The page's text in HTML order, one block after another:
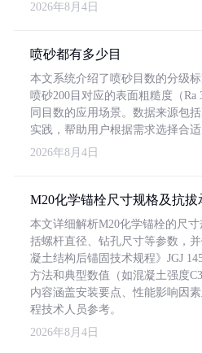
2026年8月4日
喷砂都有多少目
本文系统介绍了喷砂目数的分级
喷砂200目对应的表面粗糙度（Ra
同目数的应用场景。数据来源包
实践，帮助用户根据需求选择合适
2026年8月4日
M20化学锚栓尺寸规格及抗拔
本文详细解析M20化学锚栓的尺
括螺杆直径、钻孔尺寸等参数，
凝土结构后锚固技术规程》JGJ
方法和典型数值（如混凝土强度
内容涵盖安装要点、性能影响因
程技术人员参考。
2026年8月4日